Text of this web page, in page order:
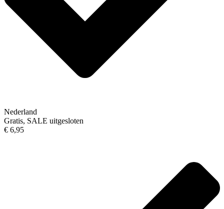
Nederland
Gratis, SALE uitgesloten
€ 6,95